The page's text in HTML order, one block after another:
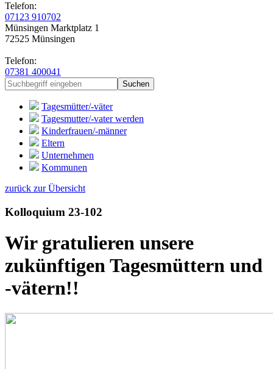
Telefon:
07123 910702
Münsingen Marktplatz 1
72525 Münsingen
Telefon:
07381 400041
Tagesmütter/-väter
Tagesmutter/-vater werden
Kinderfrauen/-männer
Eltern
Unternehmen
Kommunen
zurück zur Übersicht
Kolloquium 23-102
Wir gratulieren unsere
zukünftigen Tagesmüttern und
-vätern!!